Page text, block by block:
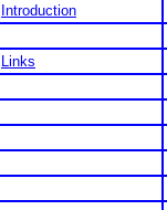
Introduction
Links